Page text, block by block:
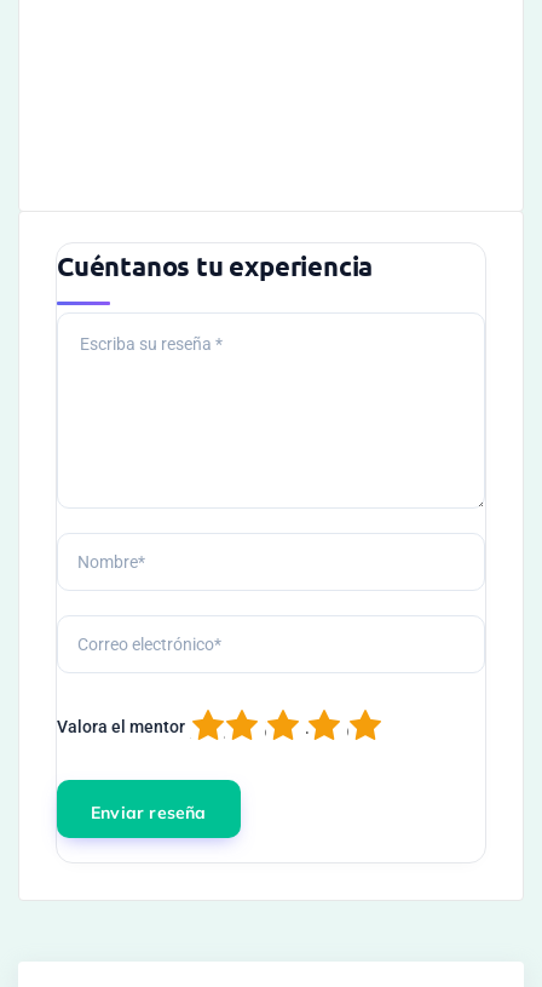
Cuéntanos tu experiencia
Valora el mentor 5
4
3
2
1